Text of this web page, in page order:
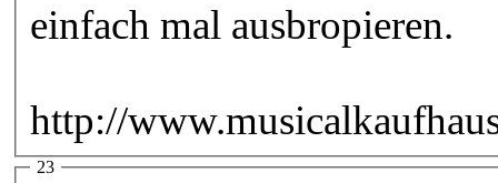
einfach mal ausbropieren.
http://
23